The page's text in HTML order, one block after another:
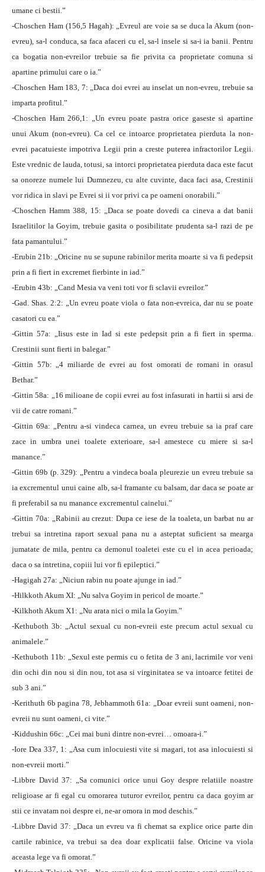
umane ci bestii.”
-Choschen Ham (156,5 Hagah): „Evreul are voie sa se duca la Akum (non-
evreu), sa-l conduca, sa faca afaceri cu el, sa-l insele si sa-i ia banii. Pentru
ca bogatia non-evreilor trebuie sa fie privita ca proprietate comuna si
apartine primului care o ia.”
-Choschen Ham 183, 7: „Daca doi evrei au inselat un non-evreu, trebuie sa
imparta profitul.”
-Choschen Ham 266,1: „Un evreu poate pastra orice gaseste si apartine
unui Akum (non-evreu). Ca cel ce intoarce proprietatea pierduta la non-
evrei pacatuieste impotriva Legii prin a creste puterea infractorilor Legii.
Este vrednic de lauda, totusi, sa intorci proprietatea pierduta daca este facut
sa onoreze numele lui Dumnezeu, cu alte cuvinte, daca faci asa, Crestinii
vor ridica in slavi pe Evrei si ii vor privi ca pe oameni onorabili.”
-Choschen Hamm 388, 15: „Daca se poate dovedi ca cineva a dat banii
Israelitilor la Goyim, trebuie gasita o posibilitate prudenta sa-l razi de pe
fata pamantului.”
-Erubin 21b: „Oricine nu se supune rabinilor merita moarte si va fi pedepsit
prin a fi fiert in excremet fierbinte in iad.”
-Erubin 43b: „Cand Mesia va veni toti vor fi sclavii evreilor.”
-Gad. Shas. 2:2: „Un evreu poate viola o fata non-evreica, dar nu se poate
casatori cu ea.”
-Gittin 57a: „Iisus este in Iad si este pedepsit prin a fi fiert in sperma.
Crestinii sunt fierti in balegar.”
-Gittin 57b: „4 miliarde de evrei au fost omorati de romani in orasul
Bethar.”
-Gittin 58a: „16 milioane de copii evrei au fost infasurati in hartii si arsi de
vii de catre romani.”
-Gittin 69a: „Pentru a-si vindeca carnea, un evreu trebuie sa ia praf care
zace in umbra unei toalete exterioare, sa-l amestece cu miere si sa-l
manance.”
-Gittin 69b (p. 329): „Pentru a vindeca boala pleurezie un evreu trebuie sa
ia excrementul unui caine alb, sa-l framante cu balsam, dar daca se poate ar
fi preferabil sa nu manance excrementul cainelui.”
-Gittin 70a: „Rabinii au crezut: Dupa ce iese de la toaleta, un barbat nu ar
trebui sa intretina raport sexual pana nu a asteptat suficient sa mearga
jumatate de mila, pentru ca demonul toaletei este cu el in acea perioada;
daca o sa intretina, copiii lui vor fi epileptici.”
-Hagigah 27a: „Niciun rabin nu poate ajunge in iad.”
-Hilkkoth Akum XI: „Nu salva Goyim in pericol de moarte.”
-Kilkhoth Akum X1: „Nu arata nici o mila la Goyim.”
-Kethuboth 3b: „Actul sexual cu non-evreii este precum actul sexual cu
animalele.”
-Kethuboth 11b: „Sexul este permis cu o fetita de 3 ani, lacrimile vor veni
din ochi din nou si din nou, tot asa si virginitatea se va intoarce fetitei de
sub 3 ani.”
-Kerithuth 6b pagina 78, Jebhammoth 61a: „Doar evreii sunt oameni, non-
evreii nu sunt oameni, ci vite.”
-Kiddushin 66c: „Cei mai buni dintre non-evrei… omoara-i.”
-Iore Dea 337, 1: „Asa cum inlocuiesti vite si magari, tot asa inlocuiesti si
non-evreii morti.”
-Libbre David 37: „Sa comunici orice unui Goy despre relatiile noastre
religioase ar fi egal cu omorarea tuturor evreilor, pentru ca daca goyim ar
stii ce invatam noi despre ei, ne-ar omora in mod deschis.”
-Libbre David 37: „Daca un evreu va fi chemat sa explice orice parte din
cartile rabinice, va trebui sa dea doar explicatii false. Oricine va viola
aceasta lege va fi omorat.”